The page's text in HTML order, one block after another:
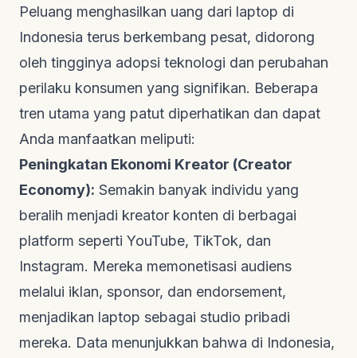
Peluang menghasilkan uang dari laptop di
Indonesia terus berkembang pesat, didorong
oleh tingginya adopsi teknologi dan perubahan
perilaku konsumen yang signifikan. Beberapa
tren utama yang patut diperhatikan dan dapat
Anda manfaatkan meliputi:
Peningkatan Ekonomi Kreator (Creator
Economy): Semakin banyak individu yang
beralih menjadi kreator konten di berbagai
platform seperti YouTube, TikTok, dan
Instagram. Mereka memonetisasi audiens
melalui iklan, sponsor, dan endorsement,
menjadikan laptop sebagai studio pribadi
mereka. Data menunjukkan bahwa di Indonesia,